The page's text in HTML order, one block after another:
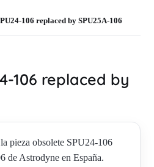
106 replaced by SPU25A-106
106 replaced by
pieza obsolete SPU24-106
de Astrodyne en España.